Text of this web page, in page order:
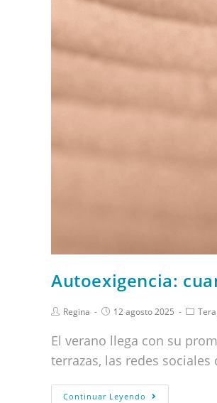
Autoexigencia:
Regina 12 agosto 2025
El verano llega con su
terrazas, las redes
Continuar Leyendo